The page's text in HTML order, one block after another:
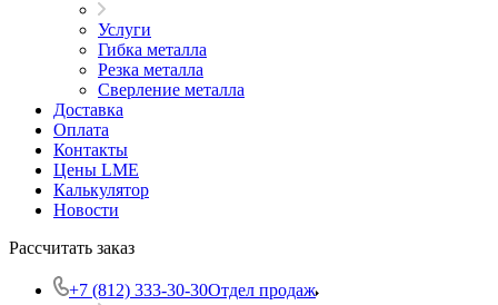
Услуги
Гибка металла
Резка металла
Сверление металла
Доставка
Оплата
Контакты
Цены LME
Калькулятор
Новости
Рассчитать заказ
+7 (812) 333-30-30Отдел продаж